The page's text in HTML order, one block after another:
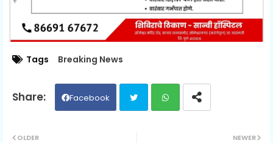
Tags Breaking News
Facebook
NEWER
OLDER